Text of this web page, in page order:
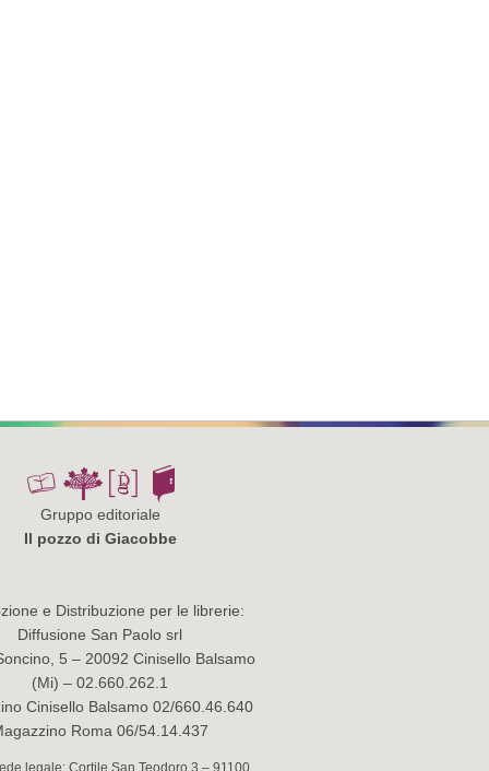
Gruppo editoriale
Il pozzo di Giacobbe
e Distribuzione per le librerie:
Diffusione San Paolo srl
5 – 20092 Cinisello Balsamo
(Mi) – 02.660.262.1
Cinisello Balsamo 02/660.46.640
Roma 06/54.14.437